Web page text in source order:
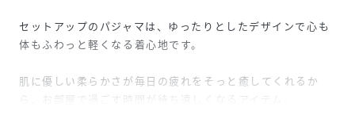
セットアップのパジャマは、ゆったりとしたデザインで心も
体もふわっと軽くなる着心地です。
肌に優しい柔らかさが毎日の疲れをそっと癒してくれるか
ら、お部屋で過ごす時間が待ち遠しくなるアイテム。